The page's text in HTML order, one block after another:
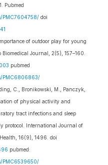
Pubmed
PMC7604758/ doi
of outdoor play for young
Journal, 2(5), 157–160.
pubmed
PMC6806863/
C., Bronikowski, M., Panczyk,
of physical activity and
tract infections and sleep
protocol. International Journal of
16(9), 1496. doi
pubmed:
PMC6539650/